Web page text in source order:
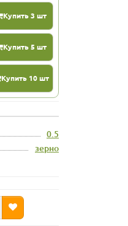
Купить 3 шт
Купить 5 шт
Купить 10 шт
0.5
зерно